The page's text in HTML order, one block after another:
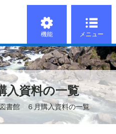
機能 メニュー
資料の一覧
書館 ６月購入資料の一覧